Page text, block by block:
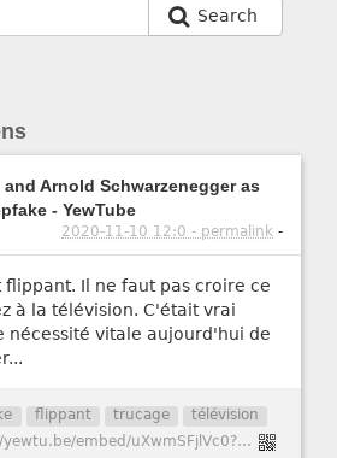
Search
Arnold Schwarzenegger as
- YewTube
2020-11-10 12:0 - permalink -
Il ne faut pas croire ce
à la télévision. C'était vrai
nécessité vitale aujourd'hui de
flippant trucage télévision
https://yewtu.be/embed/uXwmSFjlVc0?autoplay=0&continue=0&dark_mode=true&hl=fr&listen=0&local=1&loop=0&nojs=0&player_style=youtube&quality=dash&thin_mode=false